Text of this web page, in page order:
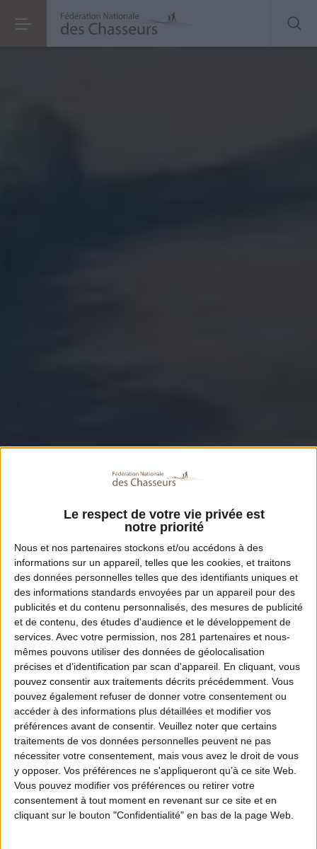
Le respect de votre vie privée est
notre priorité
Nous et nos partenaires stockons et/ou accédons à des
informations sur un appareil, telles que les cookies, et traitons
des données personnelles telles que des identifiants uniques et
des informations standards envoyées par un appareil pour des
publicités et du contenu personnalisés, des mesures de publicité
et de contenu, des études d'audience et le développement de
services. Avec votre permission, nos 281 partenaires et nous-
mêmes pouvons utiliser des données de géolocalisation
précises et d’identification par scan d'appareil. En cliquant, vous
pouvez consentir aux traitements décrits précédemment. Vous
pouvez également refuser de donner votre consentement ou
accéder à des informations plus détaillées et modifier vos
préférences avant de consentir. Veuillez noter que certains
traitements de vos données personnelles peuvent ne pas
nécessiter votre consentement, mais vous avez le droit de vous
y opposer. Vos préférences ne s'appliqueront qu’à ce site Web.
Vous pouvez modifier vos préférences ou retirer votre
consentement à tout moment en revenant sur ce site et en
cliquant sur le bouton "Confidentialité" en bas de la page Web.